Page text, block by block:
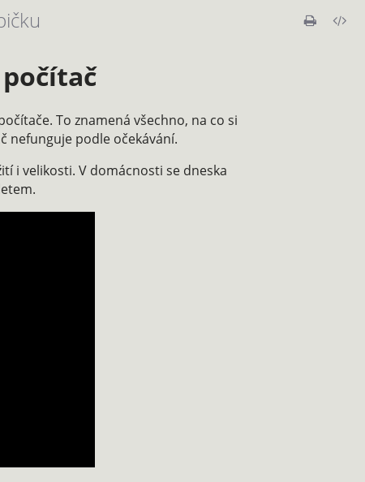
To znamená všechno, na co si
nefunguje podle očekávání.
i velikosti. V domácnosti se dneska